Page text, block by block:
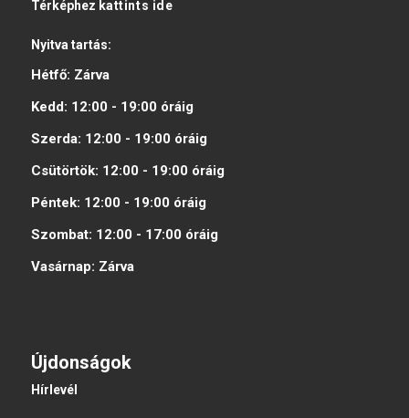
Térképhez kattints ide
Nyitva tartás:
Hétfő: Zárva
Kedd: 12:00 - 19:00 óráig
Szerda: 12:00 - 19:00 óráig
Csütörtök: 12:00 - 19:00 óráig
Péntek: 12:00 - 19:00 óráig
Szombat: 12:00 - 17:00 óráig
Vasárnap: Zárva
Újdonságok
Hírlevél